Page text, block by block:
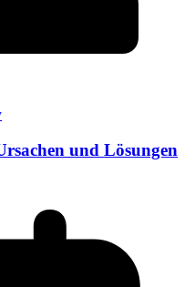
und Lösungen